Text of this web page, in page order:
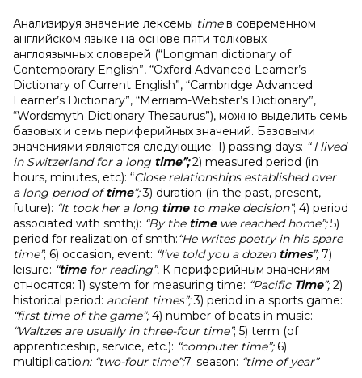
Анализируя значение лексемы timeв современном
английском языке на основе пяти толковых
англоязычных словарей (“Longman dictionary of
Contemporary English”, “Oxford Advanced Learner’s
Dictionary of Current English”, “Cambridge Advanced
Learner’s Dictionary”, “Merriam-Webster’s Dictionary”,
“Wordsmyth Dictionary Thesaurus”), можно выделить семь
базовых и семь периферийных значений. Базовыми
значениями являются следующие: 1) passing days: “ I lived
in Switzerland for a long time”;2) measured period (in
hours, minutes, etc): “Close relationships established over
a long period oftime”;3) duration (in the past, present,
future): “It took her a long timeto make decision”; 4) period
associated with smth;): “By the timewe reached home”;5)
period for realization of smth:“He writes poetry in his spare
time”; 6) occasion, event: “I’ve told you a dozen times”;7)
leisure: “timefor reading”. К периферийным значениям
относятся: 1) system for measuring time: “Pacific Time”;2)
historical period: ancient times”;3) period in a sports game:
“first time of the game”;4) number of beats in music:
“Waltzes are usually in three-four time”; 5) term (of
apprenticeship, service, etc.): “computer time”;6)
multiplication: “two-four time”;7. season: “time of year”